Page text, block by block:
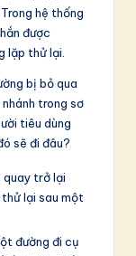
hệ thống
được
lặp thử lại.
bị bỏ qua
trong sơ
tiêu dùng
sẽ đi đâu?
quay trở lại
lại sau một
đường đi cụ